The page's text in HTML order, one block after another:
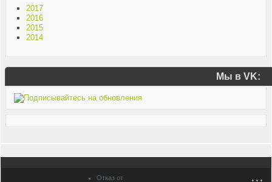
2017
2016
2015
2014
Мы в VK:
Отказ от